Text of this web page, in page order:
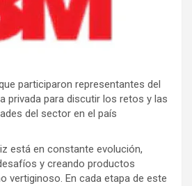
participaron representantes del
privada para discutir los retos y las
del sector en el país
está en constante evolución,
y creando productos
vertiginoso. En cada etapa de este